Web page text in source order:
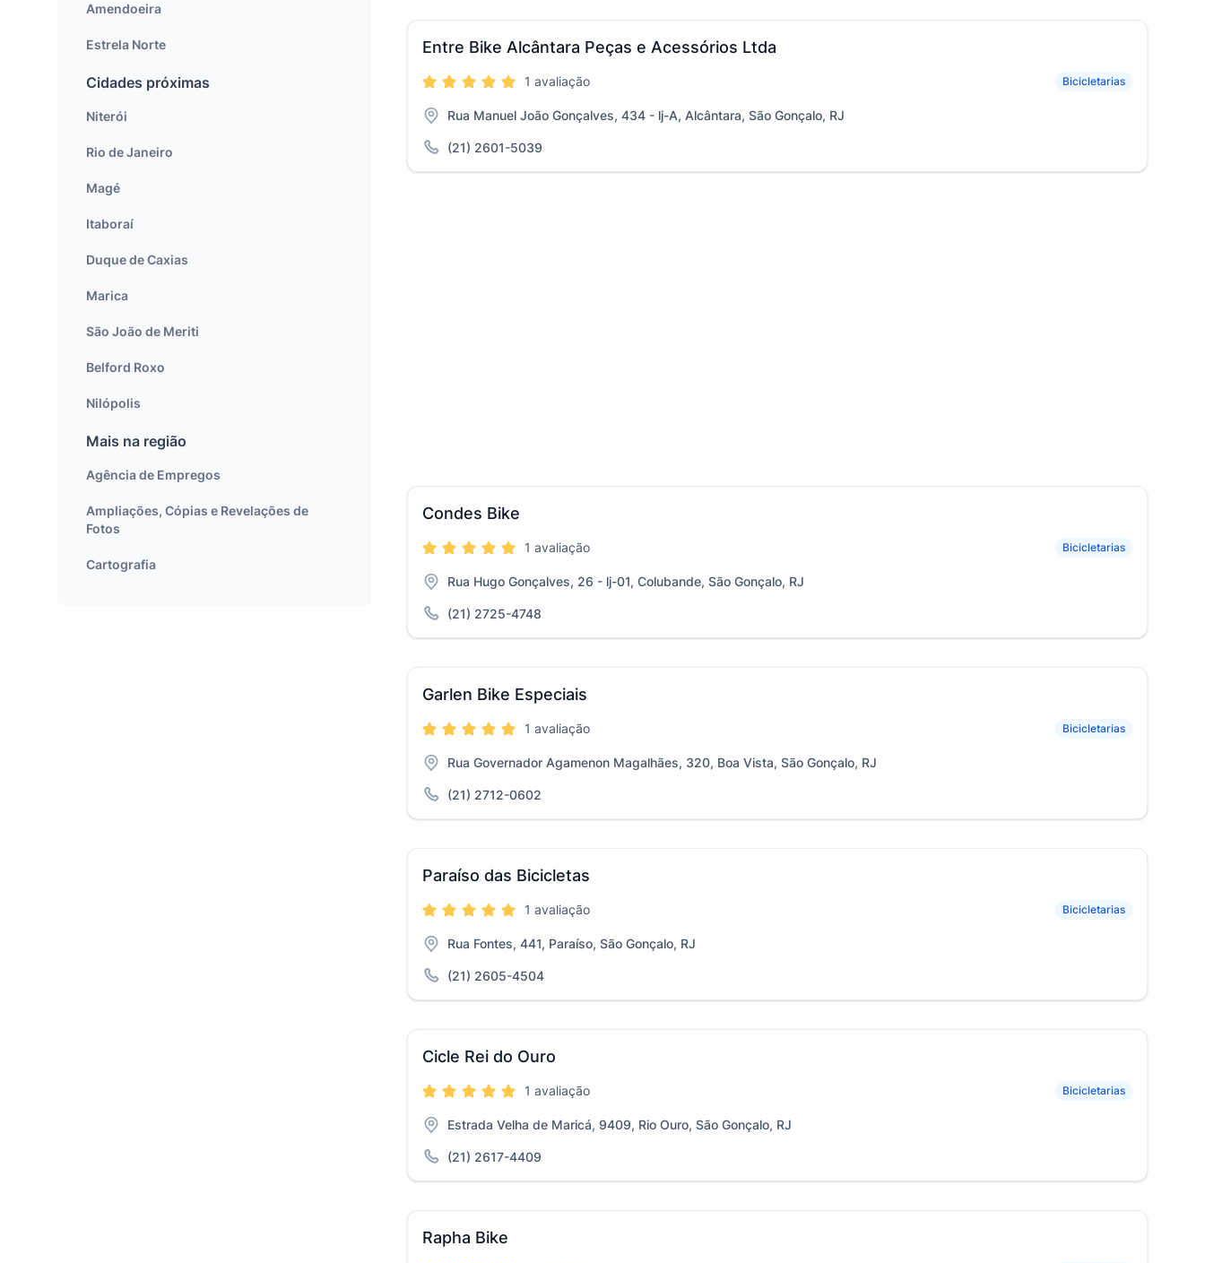
Entre Bike Alcântara Peças e Acessórios Ltda
Bicicletarias
1 avaliação
Rua Manuel João Gonçalves, 434 - lj-A, Alcântara, São Gonçalo, RJ
(21) 2601-5039
Condes Bike
Bicicletarias
1 avaliação
Rua Hugo Gonçalves, 26 - lj-01, Colubande, São Gonçalo, RJ
(21) 2725-4748
Garlen Bike Especiais
Bicicletarias
1 avaliação
Rua Governador Agamenon Magalhães, 320, Boa Vista, São Gonçalo, RJ
(21) 2712-0602
Paraíso das Bicicletas
Bicicletarias
1 avaliação
Rua Fontes, 441, Paraíso, São Gonçalo, RJ
(21) 2605-4504
Cicle Rei do Ouro
Bicicletarias
1 avaliação
Estrada Velha de Maricá, 9409, Rio Ouro, São Gonçalo, RJ
(21) 2617-4409
Rapha Bike
Amendoeira
Estrela Norte
Cidades próximas
Niterói
Rio de Janeiro
Magé
Itaboraí
Duque de Caxias
Marica
São João de Meriti
Belford Roxo
Nilópolis
Mais na região
Agência de Empregos
Ampliações, Cópias e Revelações de
Fotos
Cartografia